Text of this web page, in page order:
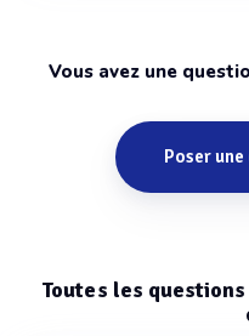
Vous avez une
Poser
Toutes les